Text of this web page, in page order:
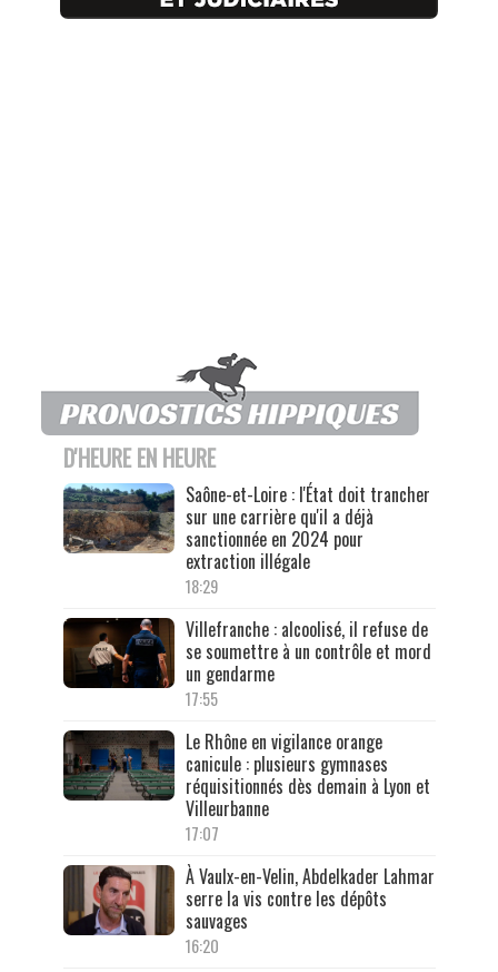
D'HEURE EN HEURE
Saône-et-Loire : l'État doit trancher
sur une carrière qu'il a déjà
sanctionnée en 2024 pour
extraction illégale
18:29
Villefranche : alcoolisé, il refuse de
se soumettre à un contrôle et mord
un gendarme
17:55
Le Rhône en vigilance orange
canicule : plusieurs gymnases
réquisitionnés dès demain à Lyon et
Villeurbanne
17:07
À Vaulx-en-Velin, Abdelkader Lahmar
serre la vis contre les dépôts
sauvages
16:20